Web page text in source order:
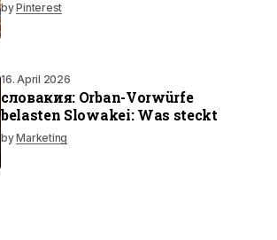
byPinterest
16. April 2026
словакия: Orban-Vorwürfe
belasten Slowakei: Was steckt
byMarketing